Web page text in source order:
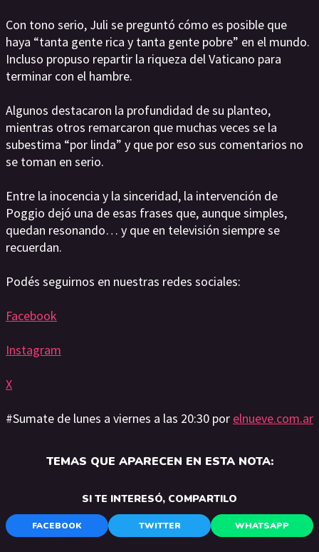
Con tono serio, Juli se preguntó cómo es posible que
haya “tanta gente rica y tanta gente pobre” en el mundo.
Incluso propuso repartir la riqueza del Vaticano para
terminar con el hambre.
Algunos destacaron la profundidad de su planteo,
mientras otros remarcaron que muchas veces se la
subestima “por linda” y que por eso sus comentarios no
se toman en serio.
Entre la inocencia y la sinceridad, la intervención de
Poggio dejó una de esas frases que, aunque simples,
quedan resonando… y que en televisión siempre se
recuerdan.
Podés seguirnos en nuestras redes sociales:
Facebook
Instagram
X
#Sumate de lunes a viernes a las 20:30 por elnueve.com.ar
TEMAS QUE APARECEN EN ESTA NOTA:
SI TE INTERESÓ, COMPARTILO
FACEBOOK TWITTER WHATSAPP